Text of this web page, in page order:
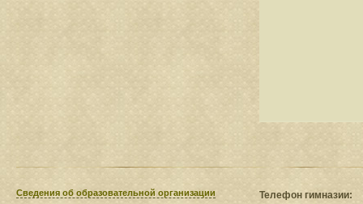
Сведения​ об образовательной организации Телефон гимназии: